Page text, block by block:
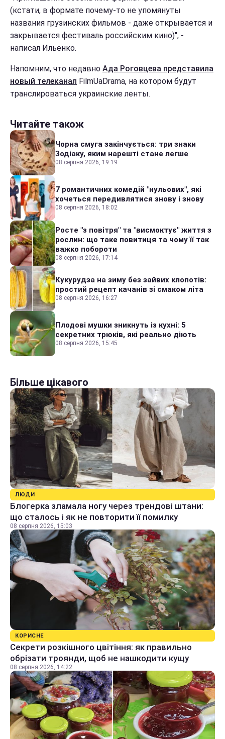
(кстати, в формате почему-то не упомянуты
названия грузинских фильмов - даже открывается и
закрывается фестиваль российским кино)", -
написал Ильенко.
Напомним, что недавно Ада Роговцева представила
новый телеканал FilmUaDrama, на котором будут
транслироваться украинские ленты.
Читайте також
Чорна смуга закінчується: три знаки
Зодіаку, яким нарешті стане легше
08 серпня 2026, 19:19
7 романтичних комедій "нульових", які
хочеться передивлятися знову і знову
08 серпня 2026, 18:02
Росте "з повітря" та "висмоктує" життя з
рослин: що таке повитиця та чому її так
важко побороти
08 серпня 2026, 17:14
Кукурудза на зиму без зайвих клопотів:
простий рецепт качанів зі смаком літа
08 серпня 2026, 16:27
Плодові мушки зникнуть із кухні: 5
секретних трюків, які реально діють
08 серпня 2026, 15:45
Більше цікавого
ЛЮДИ
Блогерка зламала ногу через трендові штани:
що сталось і як не повторити її помилку
08 серпня 2026, 15:03
КОРИСНЕ
Секрети розкішного цвітіння: як правильно
обрізати троянди, щоб не нашкодити кущу
08 серпня 2026, 14:22